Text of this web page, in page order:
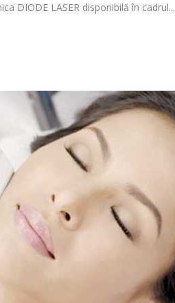
DIODE LASER disponibilă în cadrul...